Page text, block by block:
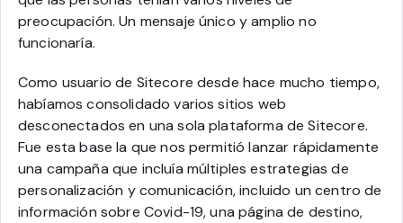
preocupación. Un mensaje único y amplio no
funcionaría.
Como usuario de Sitecore desde hace mucho tiempo,
habíamos consolidado varios sitios web
desconectados en una sola plataforma de Sitecore.
Fue esta base la que nos permitió lanzar rápidamente
una campaña que incluía múltiples estrategias de
personalización y comunicación, incluido un centro de
información sobre Covid-19, una página de destino,